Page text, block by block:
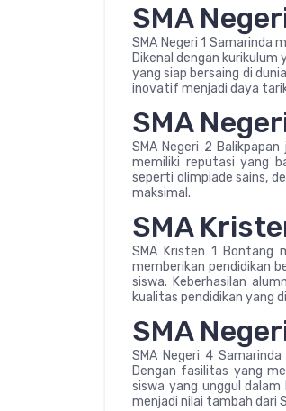
SMA
SMA Negeri 1 Samarinda
Dikenal dengan
yang siap bersaing di
inovatif menjadi daya
SMA
SMA Negeri 2
memiliki reputasi yang
seperti olimpiade sains,
maksimal.
SMA
SMA Kristen 1 Bontang
memberikan pendidikan
siswa. Keberhasilan
kualitas pendidikan yang
SMA
SMA Negeri 4
Dengan fasilitas yang
siswa yang unggul
menjadi nilai tambah dari